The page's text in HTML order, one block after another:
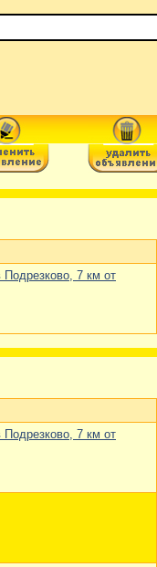
7 км от
7 км от